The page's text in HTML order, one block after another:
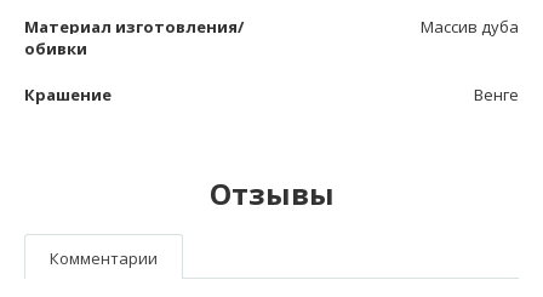
Материал изготовления/
обивки
Массив дуба
Крашение Венге
Отзывы
Комментарии